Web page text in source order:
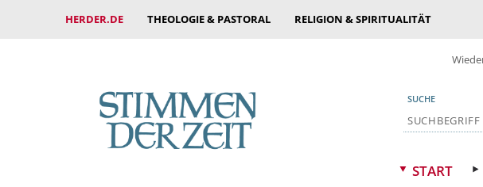
HERDER.DE THEOLOGIE & PASTORAL RELIGION & SPIRITUALITÄT
SUCHE
START